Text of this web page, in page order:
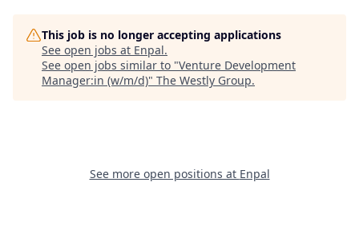
This job is no longer accepting applications
See open jobs at Enpal.
See open jobs similar to "Venture Development
Manager:in (w/m/d)" The Westly Group.
See more open positions at Enpal